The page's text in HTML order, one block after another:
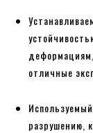
отличные
разрушению,